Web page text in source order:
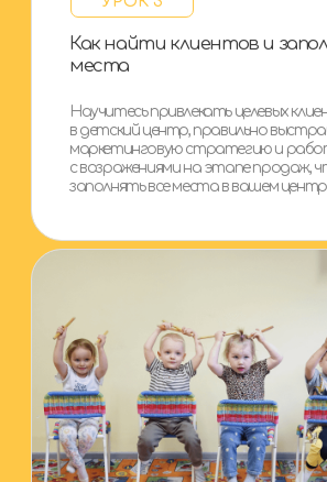
Не оставим вас без
подарков и бонусов!